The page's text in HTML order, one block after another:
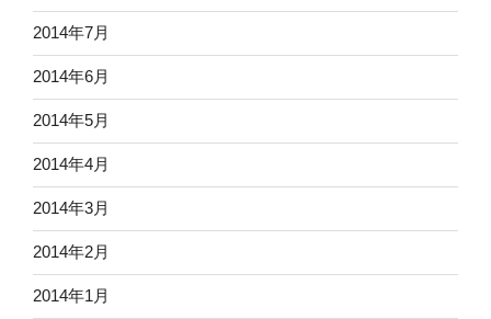
2014年7月
2014年6月
2014年5月
2014年4月
2014年3月
2014年2月
2014年1月